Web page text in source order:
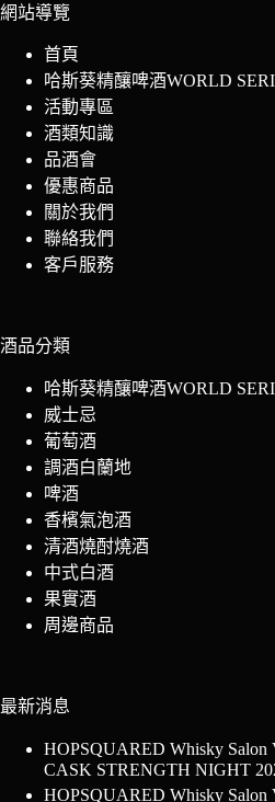
網站導覽
首頁
哈斯葵精釀啤酒WORLD
活動專區
酒類知識
品酒會
優惠商品
關於我們
聯絡我們
客戶服務
酒品分類
哈斯葵精釀啤酒WORLD
威士忌
葡萄酒
調酒白蘭地
啤酒
香檳氣泡酒
清酒燒酎燒酒
中式白酒
果實酒
周邊商品
最新消息
HOPSQUARED Whisky Salon
CASK STRENGTH NIGHT
HOPSQUARED Whisky